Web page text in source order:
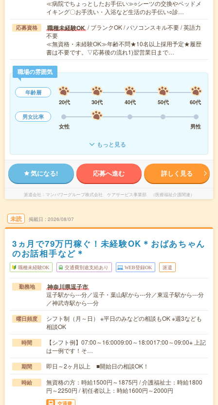
≪病院でちょっとしたお手伝い≫○シーツの交換やベッドメ
イキング〇お手洗い・入浴など生活のお手伝い○診…
応募資格 職種未経験OK / ブランクOK / パソコンスキル不要 / 英語力
不要
≪無資格・未経験OK≫年齢不問★10名以上採用予定★履歴
書は不要です。▽応募後の流れ1)翌営業日まで…
職場の雰囲気
年齢層
20代
30代 40代 50代
60代
男女比率
女性
男性
もっと見る
気になる! 応募へ進む 詳しく見る
派遣会社 マンパワーグループ株式会社 ケアサービス事業部 （医療福祉介護関連）
未読 掲載日 2026/08/07
3ヵ月で79万円稼ぐ！未経験OK＊おばあちゃん
のお話相手など＊
職種未経験OK 交通費別途支給あり WEB登録OK 派遣
勤務地 神奈川県逗子市
逗子駅から---分／逗子・葉山駅から---分／東逗子駅から---分
／神武寺駅から---分
曜日頻度
シフト制（月～日） ※平日のみなどの相談もOK ※週3なども
相談OK
時間
【シフト例】07:00～16:0009:00～18:0017:00～09:00※ 上記
は一例です！そ…
期間 即日～2ヶ月以上 ■開始日の相談OK！
時給
無資格の方：時給1500円～1875円 / 介護福祉士：時給1800
円～2250円 / 初任者以上：時給1600円～2000円